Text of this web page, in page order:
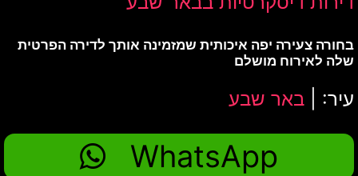
בחורה צעירה יפה איכותית שמזמינה אותך לדירה הפרטית
שלה לאירוח מושלם
עיר: | באר שבע
WhatsApp